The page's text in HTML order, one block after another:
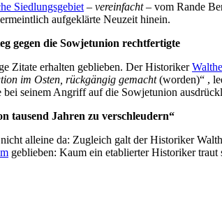
Siedlungsgebiet – vereinfacht– vom Rande
aufgeklärte Neuzeit hinein.
gegen die Sowjetunion rechtfertigte
Zitate erhalten geblieben. Der Historiker
im Osten, rückgängig gemacht(worden)“ ,
seinem Angriff auf die Sowjetunion
tausend Jahren zu verschleudern“
alleine da: Zugleich galt der Historiker
geblieben: Kaum ein etablierter Historiker traut